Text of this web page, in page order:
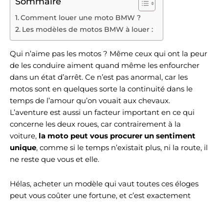
Comment louer une moto BMW ?
Les modèles de motos BMW à louer :
Qui n’aime pas les motos ? Même ceux qui ont la peur
de les conduire aiment quand même les enfourcher
dans un état d’arrêt. Ce n’est pas anormal, car les
motos sont en quelques sorte la continuité dans le
temps de l’amour qu’on vouait aux chevaux.
L’aventure est aussi un facteur important en ce qui
concerne les deux roues, car contrairement à la
voiture, la moto peut vous procurer un sentiment
unique, comme si le temps n’existait plus, ni la route, il
ne reste que vous et elle.
Hélas, acheter un modèle qui vaut toutes ces éloges
peut vous coûter une fortune, et c’est exactement